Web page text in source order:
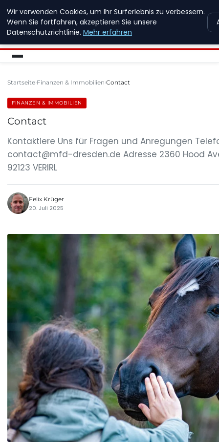
MFD DRESDEN
Startseite Finanzen & Immobilien Contact
FINANZEN & IMMOBILIEN
Contact
Kontaktiere Uns für Fragen und Anregungen
contact@mfd-dresden.de Adresse 2360 Hood
92123 VERIRL
Felix Krüger
20. Juli 2025
Wir verwenden Cookies, um Ihr Surferlebnis zu verbessern.
Wenn Sie fortfahren, akzeptieren Sie unsere
Datenschutzrichtlinie. Mehr erfahren